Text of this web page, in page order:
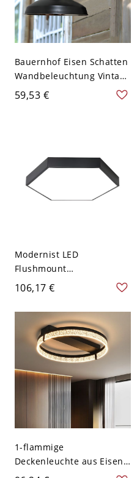
Bauernhof Eisen Schatten
Wandbeleuchtung Vintage
1 Glühbirne
Außenwandleuchte in
59,53 €
Modernist LED
Flushmount
Black/Grey/White Hexagon
Ceiling Mount Light
Fixture with Acrylic Shade
in Warm/White Light,
12"/16"/19.5" W - 110V-
120V Schwarz 59,69 cm
Warm
106,17 €
1-flammige
Deckenleuchte aus Eisen,
halbbündig, fest